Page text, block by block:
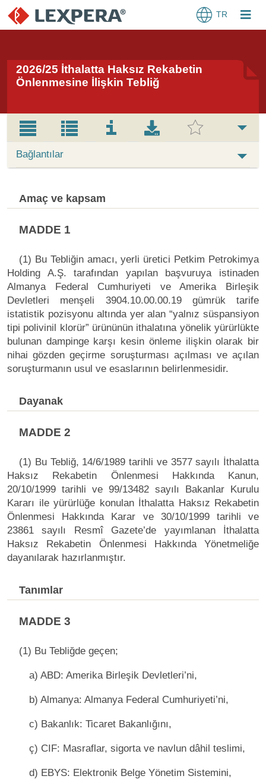
TR
2026/25 İthalatta Haksız Rekabetin
Önlenmesine İlişkin Tebliğ
Bağlantılar
Amaç ve kapsam
MADDE 1
(1) Bu Tebliğin amacı, yerli üretici Petkim Petrokimya
Holding A.Ş. tarafından yapılan başvuruya istinaden
Almanya Federal Cumhuriyeti ve Amerika Birleşik
Devletleri menşeli 3904.10.00.00.19 gümrük tarife
istatistik pozisyonu altında yer alan “yalnız süspansiyon
tipi polivinil klorür” ürününün ithalatına yönelik yürürlükte
bulunan dampinge karşı kesin önleme ilişkin olarak bir
nihai gözden geçirme soruşturması açılması ve açılan
soruşturmanın usul ve esaslarının belirlenmesidir.
Dayanak
MADDE 2
(1) Bu Tebliğ, 14/6/1989 tarihli ve 3577 sayılı İthalatta
Haksız Rekabetin Önlenmesi Hakkında Kanun,
20/10/1999 tarihli ve 99/13482 sayılı Bakanlar Kurulu
Kararı ile yürürlüğe konulan İthalatta Haksız Rekabetin
Önlenmesi Hakkında Karar ve 30/10/1999 tarihli ve
23861 sayılı Resmî Gazete’de yayımlanan İthalatta
Haksız Rekabetin Önlenmesi Hakkında Yönetmeliğe
dayanılarak hazırlanmıştır.
Tanımlar
MADDE 3
(1) Bu Tebliğde geçen;
a) ABD: Amerika Birleşik Devletleri’ni,
b) Almanya: Almanya Federal Cumhuriyeti’ni,
c) Bakanlık: Ticaret Bakanlığını,
ç) CIF: Masraflar, sigorta ve navlun dâhil teslimi,
d) EBYS: Elektronik Belge Yönetim Sistemini,